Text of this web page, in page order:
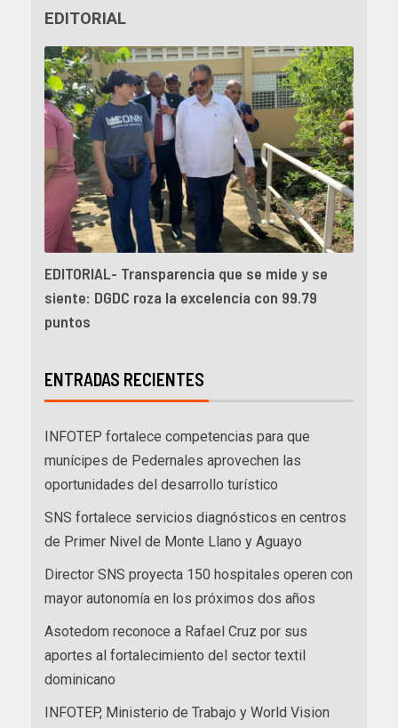
EDITORIAL
EDITORIAL- Transparencia que se mide y se
siente: DGDC roza la excelencia con 99.79
puntos
ENTRADAS RECIENTES
INFOTEP fortalece competencias para que
munícipes de Pedernales aprovechen las
oportunidades del desarrollo turístico
SNS fortalece servicios diagnósticos en centros
de Primer Nivel de Monte Llano y Aguayo
Director SNS proyecta 150 hospitales operen con
mayor autonomía en los próximos dos años
Asotedom reconoce a Rafael Cruz por sus
aportes al fortalecimiento del sector textil
dominicano
INFOTEP, Ministerio de Trabajo y World Vision